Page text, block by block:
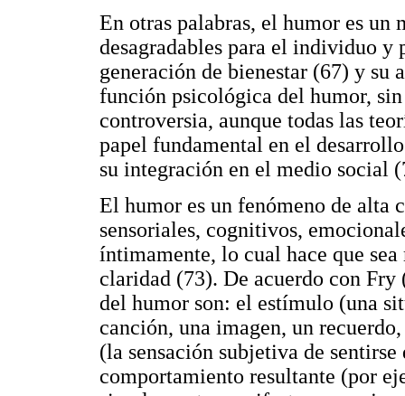
En otras palabras, el humor es
desagradables para el individuo y
generación de bienestar (67) y su
función psicológica del humor,
controversia, aunque todas las
papel fundamental en el
su integración en el medio social
El humor es un fenómeno de alta
sensoriales, cognitivos,
íntimamente, lo cual hace que
claridad (73). De acuerdo con Fry
del humor son: el estímulo (una
canción, una imagen, un
(la sensación subjetiva de
comportamiento resultante (por